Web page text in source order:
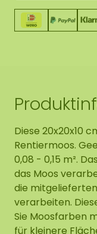
Diese 20x20x10
Rentiermoos.
0,08 - 0,15 m².
das Moos
die
verarbeiten.
Sie Moosfarben
für kleinere